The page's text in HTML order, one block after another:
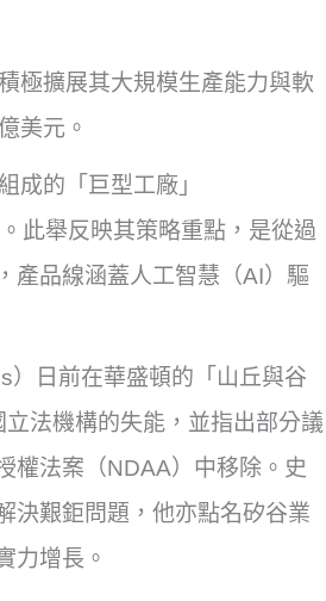
極擴展其大規模生產能力與軟
美元。
成的「巨型工廠」
此舉反映其策略重點，是從過
產品線涵蓋人工智慧（AI）驅
日前在華盛頓的「山丘與谷
法機構的失能，並指出部分議
權法案（NDAA）中移除。史
決艱鉅問題，他亦點名矽谷業
力增長。